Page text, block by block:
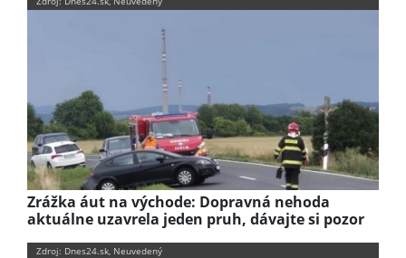
Zrážka áut na východe: Dopravná nehoda
aktuálne uzavrela jeden pruh, dávajte si pozor
Zdroj: Dnes24.sk, Neuvedený